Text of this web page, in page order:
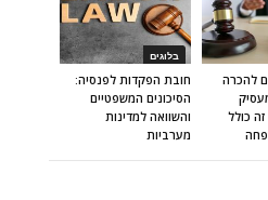
בלוגים
חובת הפקדות לפנסיה:
הסיכונים המשפטיים
והשוואה למדינות
מערביות
להכרה
כולל